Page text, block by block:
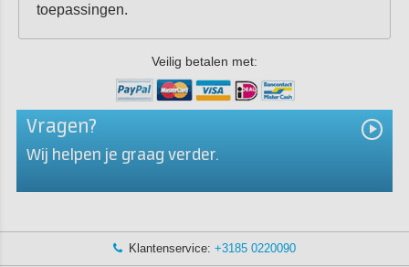
toepassingen.
Veilig betalen met:
Vragen?
Wij helpen je graag verder.
Klantenservice: +3185 0220090